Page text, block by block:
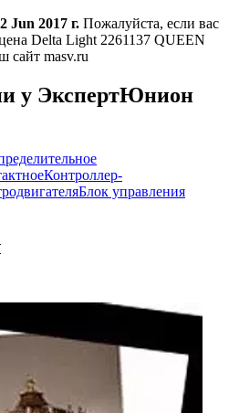
Jun 2017 г. Пожалуйста, если вас
Delta Light 2261137 QUEEN
сайт masv.ru
у ЭкспертЮнион
Контроллер-
Блок управления